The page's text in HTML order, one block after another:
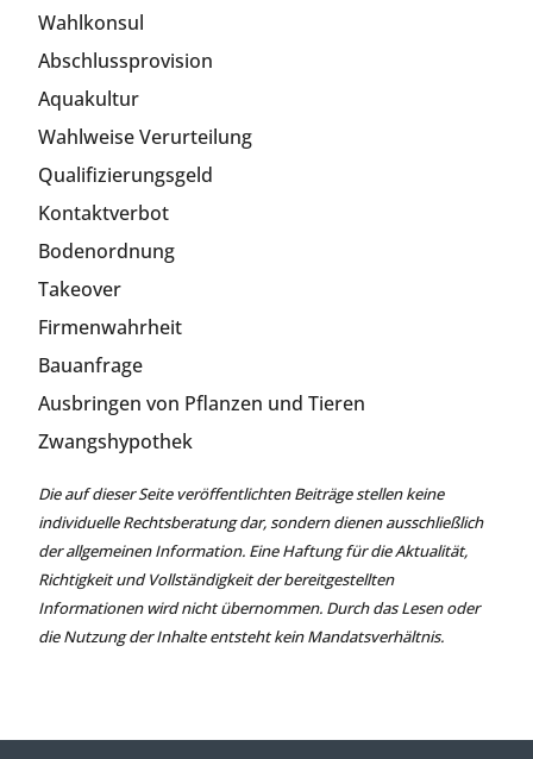
Wahlkonsul
Abschlussprovision
Aquakultur
Wahlweise Verurteilung
Qualifizierungsgeld
Kontaktverbot
Bodenordnung
Takeover
Firmenwahrheit
Bauanfrage
Ausbringen von Pflanzen und Tieren
Zwangshypothek
Die auf dieser Seite veröffentlichten Beiträge stellen keine
individuelle Rechtsberatung dar, sondern dienen ausschließlich
der allgemeinen Information. Eine Haftung für die Aktualität,
Richtigkeit und Vollständigkeit der bereitgestellten
Informationen wird nicht übernommen. Durch das Lesen oder
die Nutzung der Inhalte entsteht kein Mandatsverhältnis.